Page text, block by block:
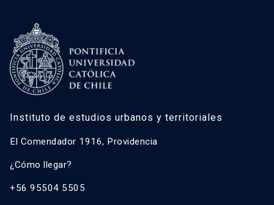
Instituto de estudios urbanos y territoriales
El Comendador 1916, Providencia
¿Cómo llegar?
+56 95504 5505